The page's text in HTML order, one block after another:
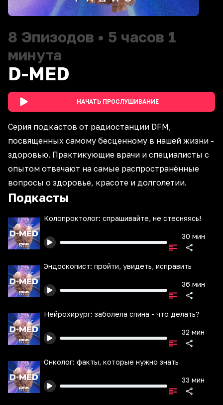
8 Эпизодов • 5 часов 1
минута
D-MED
НАЧАТЬ ПРОСЛУШИВАНИЕ
Cерия подкастов от радиостанции DFM,
посвященных самому бесценному в нашей жизни -
здоровью. Практикующие врачи и специалисты с
опытом отвечают на самые распространённые
вопросы о здоровье, красоте и долголетии.
Подкасты
Колопроктолог: спрашивайте, не стесняясь!
30 мин
Эндоскопист: пройти, увидеть, исправить
36 мин
Нейрохирург: заболела спина - что делать?
32 мин
Онколог: факты, которые нужно знать
33 мин